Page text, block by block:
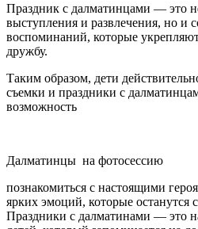
Праздник с далматинцами — это
выступления и развлечения, но и
воспоминаний, которые
дружбу.
Таким образом, дети
съемки и праздники с
возможность
Далматинцы на фотосессию
познакомиться с настоящими
ярких эмоций, которые останутся
Праздники с далматинами — это